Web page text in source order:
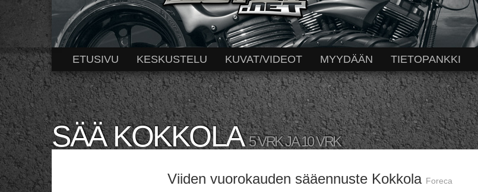
ETUSIVU KESKUSTELU KUVAT/VIDEOT MYYDÄÄN TIETOPANKKI
SÄÄ KOKKOLA5 VRK JA 10 VRK
Viiden vuorokauden sääennuste Kokkola Foreca